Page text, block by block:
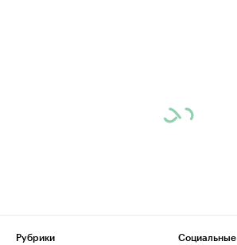
Рубрики
Социальные